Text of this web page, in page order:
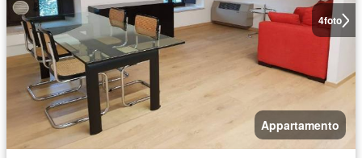
4foto
Appartamento